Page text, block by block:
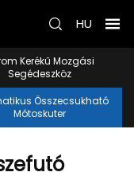
HU
Kerékű Mozgási
Segédeszköz
Összecsukható
Mótoskuter